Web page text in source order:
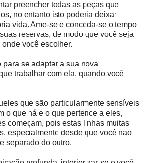
preencher todas as peças que
no entanto isto poderia deixar
vida. Ame-se e conceda-se o tempo
reservas, de modo que você seja
você escolher.
para se adaptar a sua nova
trabalhar com ela, quando você
que são particularmente sensíveis
o que há e o que pertence a eles,
começam, pois estas linhas muitas
especialmente desde que você não
separado do outro.